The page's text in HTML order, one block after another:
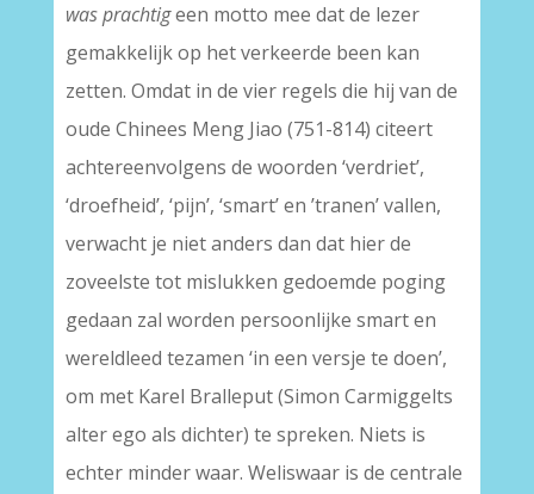
was prachtigeen motto mee dat de lezer
gemakkelijk op het verkeerde been kan
zetten. Omdat in de vier regels die hij van de
oude Chinees Meng Jiao (751-814) citeert
achtereenvolgens de woorden ‘verdriet’,
‘droefheid’, ‘pijn’, ‘smart’ en ’tranen’ vallen,
verwacht je niet anders dan dat hier de
zoveelste tot mislukken gedoemde poging
gedaan zal worden persoonlijke smart en
wereldleed tezamen ‘in een versje te doen’,
om met Karel Bralleput (Simon Carmiggelts
alter ego als dichter) te spreken. Niets is
echter minder waar. Weliswaar is de centrale